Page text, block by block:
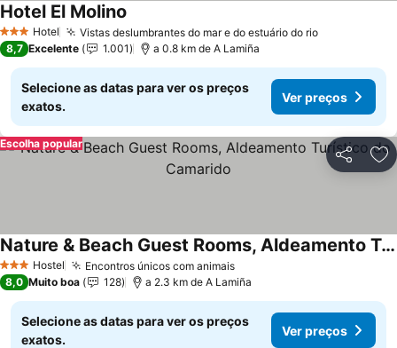
3 EstrelasHotel Vistas deslumbrantes do mar e do estuário do rio
Hotel El Molino
8,7 Excelente 1.001 a 0.8 km de A Lamiña
Selecione as datas para ver os preços
exatos.
Ver preços
Partilhar
Escolha popular
3 EstrelasHostel Encontros únicos com animais
Nature & Beach Guest Rooms, Aldeamento Turístico do Camarido
8,0 Muito boa 128 a 2.3 km de A Lamiña
Selecione as datas para ver os preços
exatos.
Ver preços